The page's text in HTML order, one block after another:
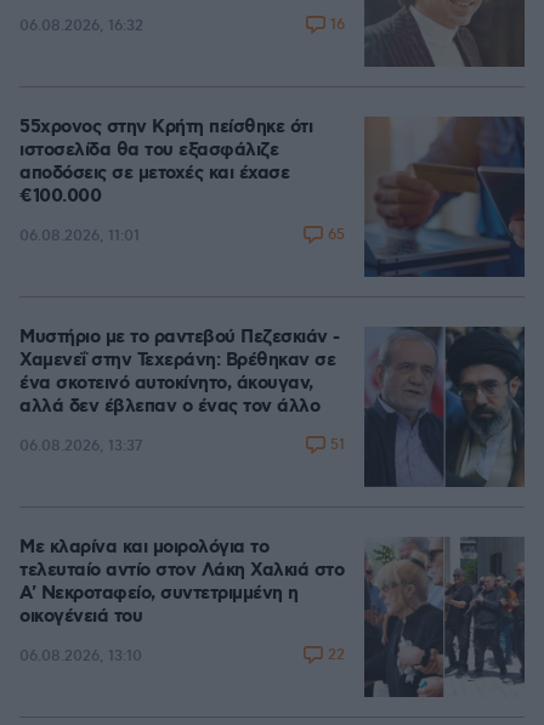
06.08.2026, 16:32 16
55χρονος στην Κρήτη πείσθηκε ότι
ιστοσελίδα θα του εξασφάλιζε
αποδόσεις σε μετοχές και έχασε
€100.000
06.08.2026, 11:01 65
Μυστήριο με το ραντεβού Πεζεσκιάν -
Χαμενεΐ στην Τεχεράνη: Βρέθηκαν σε
ένα σκοτεινό αυτοκίνητο, άκουγαν,
αλλά δεν έβλεπαν ο ένας τον άλλο
06.08.2026, 13:37 51
Με κλαρίνα και μοιρολόγια το
τελευταίο αντίο στον Λάκη Χαλκιά στο
A' Νεκροταφείο, συντετριμμένη η
οικογένειά του
06.08.2026, 13:10 22